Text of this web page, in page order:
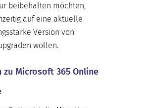
beibehalten möchten,
auf eine aktuelle
Version von
wollen.
zu Microsoft 365 Online